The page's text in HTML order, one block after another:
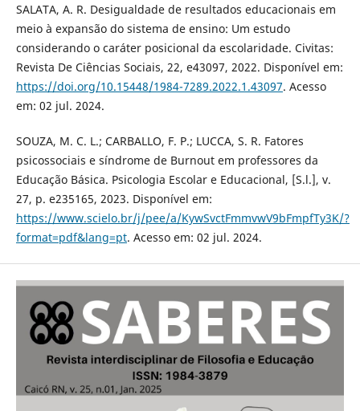
SALATA, A. R. Desigualdade de resultados educacionais em
meio à expansão do sistema de ensino: Um estudo
considerando o caráter posicional da escolaridade. Civitas:
Revista De Ciências Sociais, 22, e43097, 2022. Disponível em:
https://doi.org/10.15448/1984-7289.2022.1.43097. Acesso
em: 02 jul. 2024.
SOUZA, M. C. L.; CARBALLO, F. P.; LUCCA, S. R. Fatores
psicossociais e síndrome de Burnout em professores da
Educação Básica. Psicologia Escolar e Educacional, [S.l.], v.
27, p. e235165, 2023. Disponível em:
https://www.scielo.br/j/pee/a/KywSvctFmmvwV9bFmpfTy3K/?
format=pdf&lang=pt. Acesso em: 02 jul. 2024.